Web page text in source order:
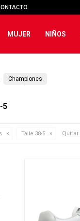
MUJER NIÑOS
Championes
5
Talle 38-5 Quitar